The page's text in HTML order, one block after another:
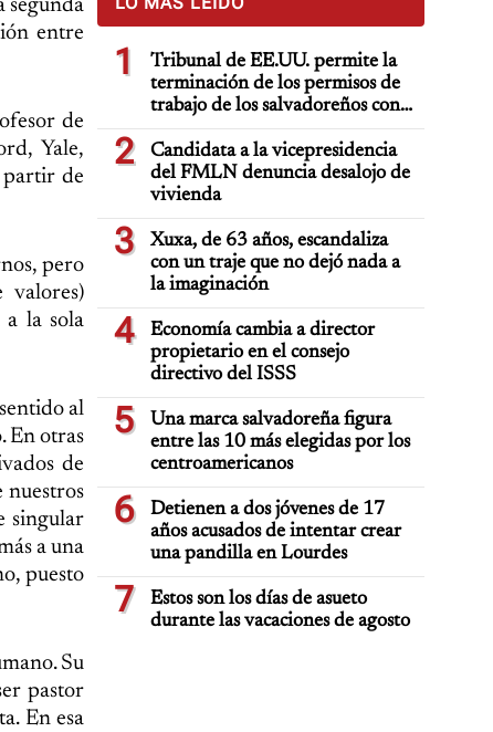
segunda
entre
de
Yale,
partir de
pero
valores)
a la sola
al
En otras
de
nuestros
singular
a una
puesto
Su
pastor
En esa
1
Tribunal de EE.UU. permite la
terminación de los permisos de
trabajo de los salvadoreños con
TPS
2
Candidata a la vicepresidencia
del FMLN denuncia desalojo de
vivienda
3
Xuxa, de 63 años, escandaliza
con un traje que no dejó nada a
la imaginación
4
Economía cambia a director
propietario en el consejo
directivo del ISSS
5
Una marca salvadoreña figura
entre las 10 más elegidas por los
centroamericanos
6
Detienen a dos jóvenes de 17
años acusados de intentar crear
una pandilla en Lourdes
7
Estos son los días de asueto
durante las vacaciones de agosto